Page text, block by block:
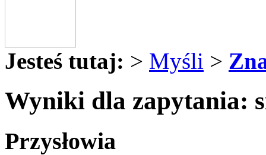
Jesteś tutaj: > Myśli >
Wyniki dla zapytania:
Przysłowia